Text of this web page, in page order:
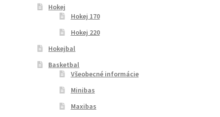
Hokej
Hokej 170
Hokej 220
Hokejbal
Basketbal
Všeobecné informácie
Minibas
Maxibas